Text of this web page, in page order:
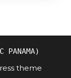
PANAMA)
theme